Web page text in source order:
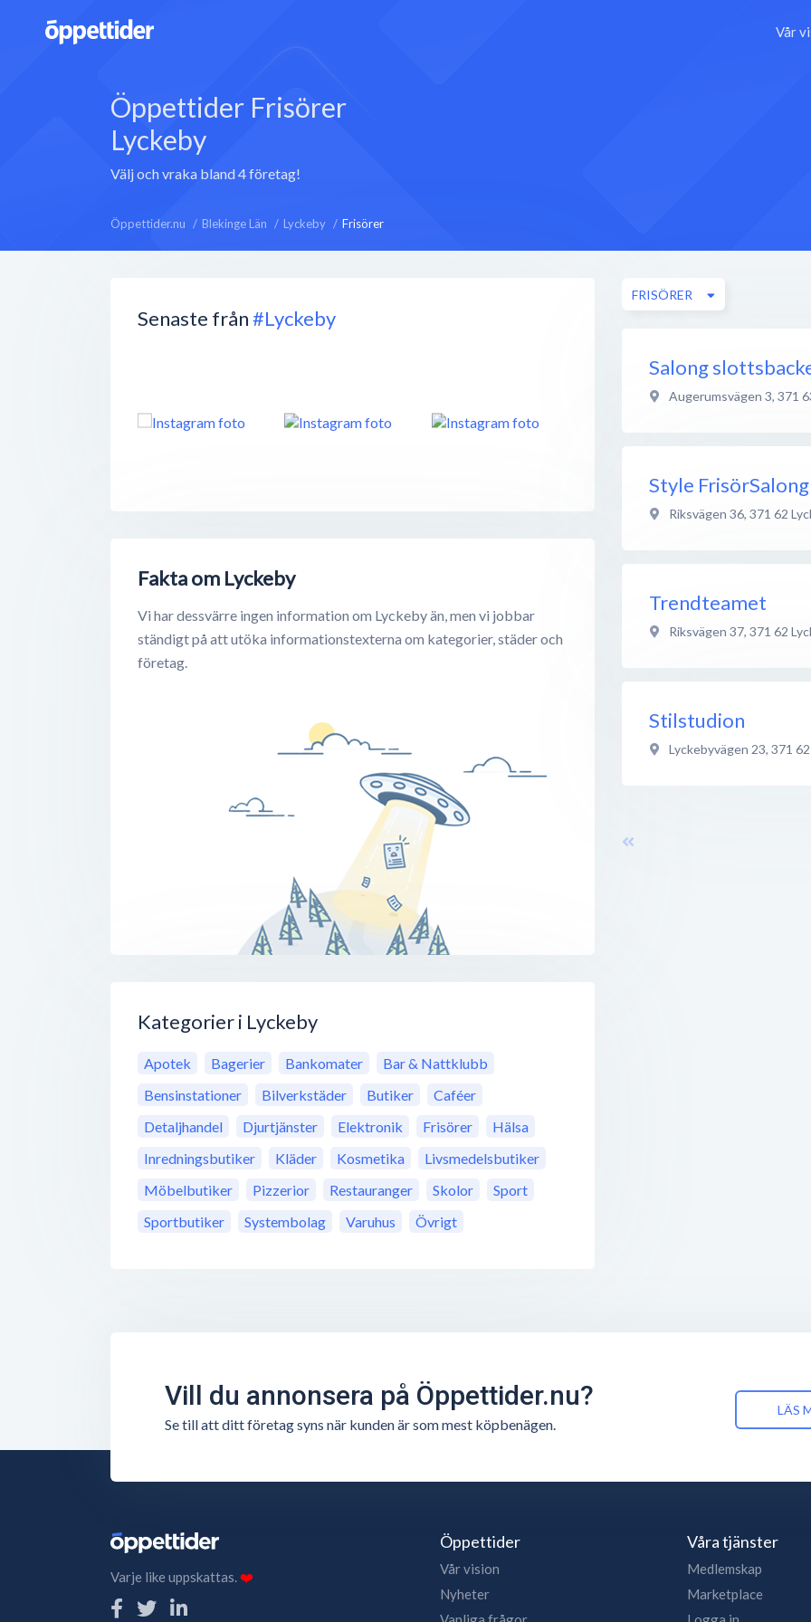
Vår
Öppettider Frisörer
Lyckeby
Välj och vraka bland 4 företag!
Öppettider.nu Blekinge Län Lyckeby Frisörer
Senaste från#Lyckeby
Fakta om Lyckeby
Vi har dessvärre ingen information om Lyckeby än, men vi jobbar
ständigt på att utöka informationstexterna om kategorier, städer och
företag.
Kategorier i Lyckeby
Apotek Bagerier Bankomater
Bar & Nattklubb
Bensinstationer
Bilverkstäder Butiker
Caféer
Detaljhandel
Djurtjänster Elektronik Frisörer
Hälsa
Inredningsbutiker
Kläder Kosmetika
Livsmedelsbutiker
Möbelbutiker
Pizzerior Restauranger Skolor
Sport
Sportbutiker
Systembolag Varuhus Övrigt
FRISÖRER
Salong
Augerumsvägen 3, 371
Style FrisörSalong
Riksvägen 36, 371 62
Trendteamet
Riksvägen 37, 371 62
Stilstudion
Lyckebyvägen 23, 371 62
Vill du annonsera på Öppettider.nu?
Se till att ditt företag syns när kunden är som mest köpbenägen.
LÄS
Varje like uppskattas.❤️
Öppettider
Vår vision
Nyheter
Våra tjänster
Medlemskap
Marketplace